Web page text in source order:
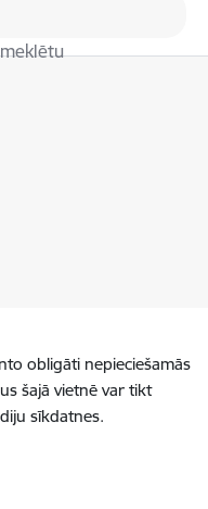
obligāti nepieciešamās
šajā vietnē var tikt
sīkdatnes.